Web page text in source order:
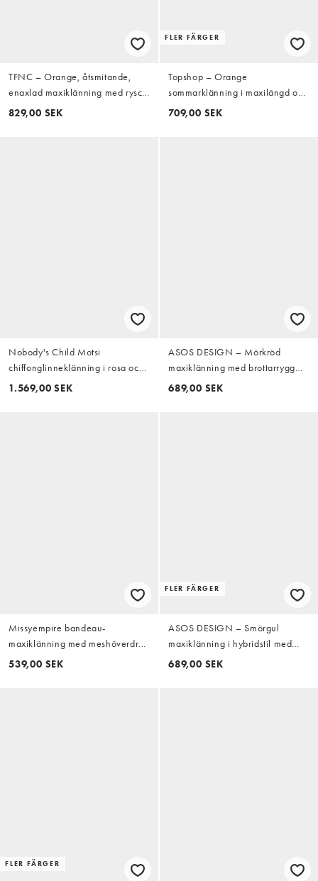
TFNC – Orange, åtsmitande,
enaxlad maxiklänning med rysch
och öppen rygg
829,00 SEK
FLER FÄRGER
Topshop – Orange
sommarklänning i maxilängd och
dra på-modell
709,00 SEK
Nobody's Child Motsi
chiffonglinneklänning i rosa och
vinrutig maroon maxi
1.569,00 SEK
ASOS DESIGN – Mörkröd
maxiklänning med brottarrygg
och asymmetrisk midja
689,00 SEK
Missyempire bandeau-
maxiklänning med meshöverdrag
i orange ombre
539,00 SEK
FLER FÄRGER
ASOS DESIGN – Smörgul
maxiklänning i hybridstil med
satinpanel och smala axelband
689,00 SEK
FLER FÄRGER